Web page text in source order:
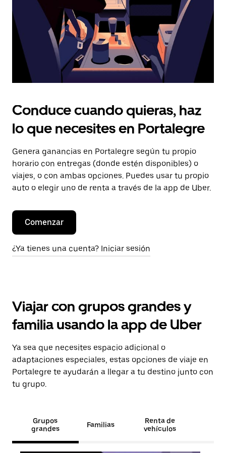
calendario.
Conduce cuando quieras, haz
lo que necesites en Portalegre
Genera ganancias en Portalegre según tu propio
horario con entregas (donde estén disponibles) o
viajes, o con ambas opciones. Puedes usar tu propio
auto o elegir uno de renta a través de la app de Uber.
Comenzar
¿Ya tienes una cuenta? Iniciar sesión
Viajar con grupos grandes y
familia usando la app de Uber
Ya sea que necesites espacio adicional o
adaptaciones especiales, estas opciones de viaje en
Portalegre te ayudarán a llegar a tu destino junto con
tu grupo.
Grupos
grandes
Familias
Renta de
vehículos